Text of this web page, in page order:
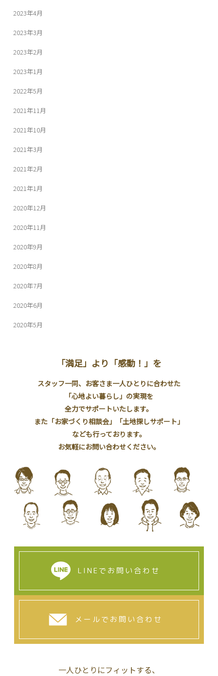
2023年4月
2023年3月
2023年2月
2023年1月
2022年5月
2021年11月
2021年10月
2021年3月
2021年2月
2021年1月
2020年12月
2020年11月
2020年9月
2020年8月
2020年7月
2020年6月
2020年5月
「満足」より「感動！」を
スタッフ一同、お客さま一人ひとりに合わせた
「心地よい暮らし」の実現を
全力でサポートいたします。
また「お家づくり相談会」「土地探しサポート」
なども行っております。
お気軽にお問い合わせください。
LINEでお問い合わせ
メールでお問い合わせ
一人ひとりにフィットする、